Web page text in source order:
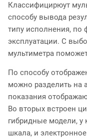
Классифицирюут
способу вывода
типу исполнения, по
эксплуатации. С
мультиметра
По способу
можно разделить на
показания
Во вторых встроен
гибридные модели, у
шкала, и